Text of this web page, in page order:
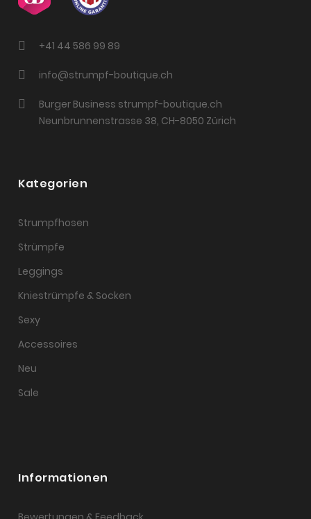
+41 44 586 99 89
info@strumpf-boutique.ch
Burger Business strumpf-boutique.ch
Neunbrunnenstrasse 38, CH-8050 Zürich
Kategorien
Strumpfhosen
Strümpfe
Leggings
Kniestrümpfe & Socken
Sexy
Accessoires
Neu
Sale
Informationen